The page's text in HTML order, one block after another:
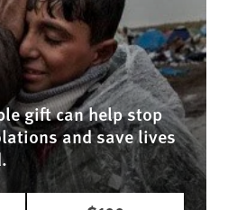
gift can help stop
and save lives